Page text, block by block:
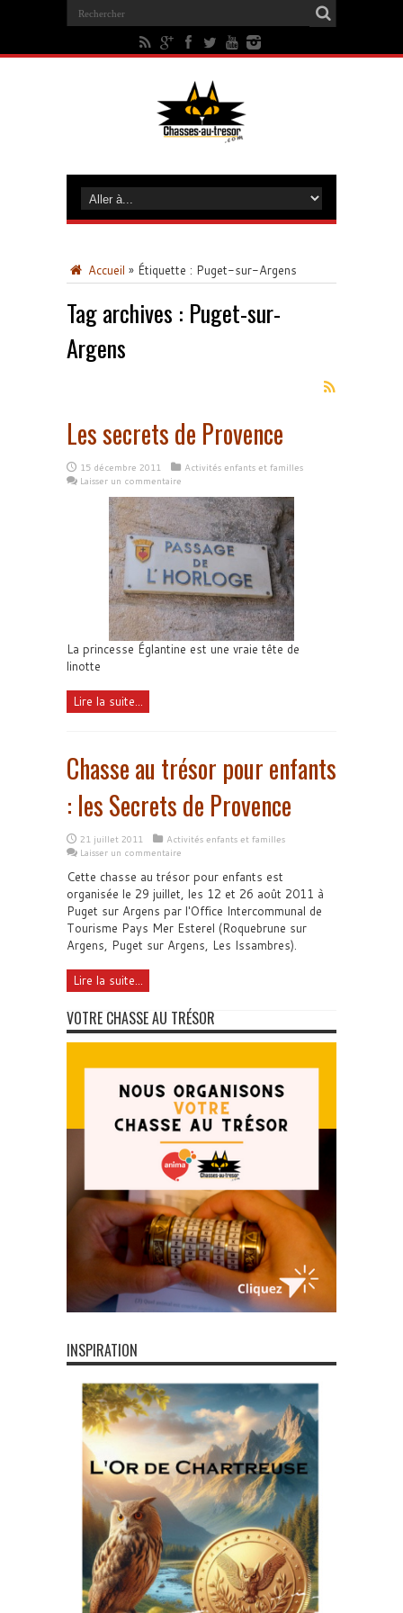
Accueil » Étiquette : Puget-sur-Argens
Tag archives : Puget-sur-
Argens
Les secrets de Provence
15 décembre 2011
Activités enfants et familles
Laisser un commentaire
La princesse Églantine est une vraie tête de
linotte
Lire la suite...
Chasse au trésor pour enfants
: les Secrets de Provence
21 juillet 2011
Activités enfants et familles
Laisser un commentaire
Cette chasse au trésor pour enfants est
organisée le 29 juillet, les 12 et 26 août 2011 à
Puget sur Argens par l'Office Intercommunal de
Tourisme Pays Mer Esterel (Roquebrune sur
Argens, Puget sur Argens, Les Issambres).
Lire la suite...
VOTRE CHASSE AU TRÉSOR
INSPIRATION